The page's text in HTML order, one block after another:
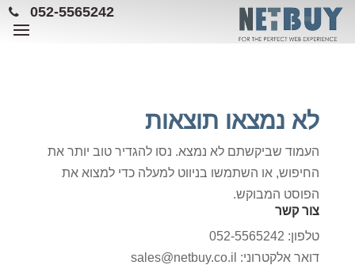
052-5565242
לא נמצאו תוצאות
העמוד שביקשתם לא נמצא. נסו להגדיר טוב יותר את
החיפוש, או השתמשו בניווט למעלה כדי למצוא את
הפוסט המבוקש.
צור קשר
טלפון: 052-5565242
דואר אלקטרוני: sales@netbuy.co.il